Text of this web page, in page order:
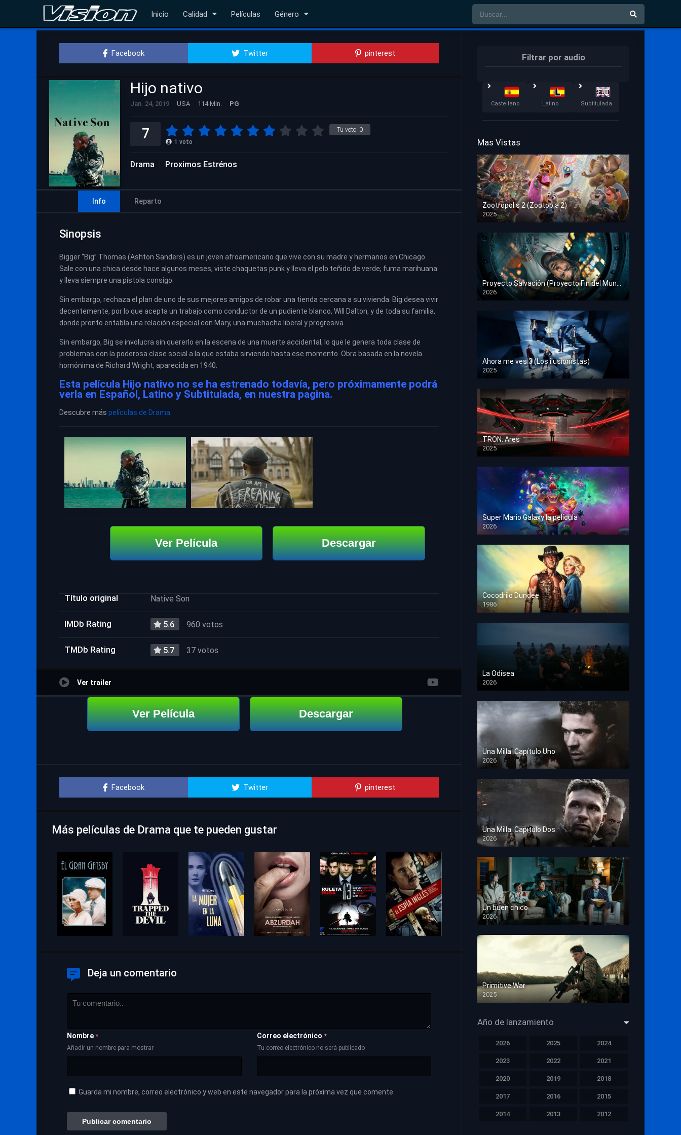
Inicio Calidad Películas Género
Facebook Twitter pinterest
Hijo nativo
Jan. 24, 2019 USA 114 Min. PG
Tu voto: 0
7 1 voto
Drama Proximos Estrénos
Info Reparto
Sinopsis
Bigger “Big” Thomas (Ashton Sanders) es un joven afroamericano que vive con su madre y hermanos en Chicago.
Sale con una chica desde hace algunos meses, viste chaquetas punk y lleva el pelo teñido de verde; fuma marihuana
y lleva siempre una pistola consigo.
Sin embargo, rechaza el plan de uno de sus mejores amigos de robar una tienda cercana a su vivienda. Big desea vivir
decentemente, por lo que acepta un trabajo como conductor de un pudiente blanco, Will Dalton, y de toda su familia,
donde pronto entabla una relación especial con Mary, una muchacha liberal y progresiva.
Sin embargo, Big se involucra sin quererlo en la escena de una muerte accidental, lo que le genera toda clase de
problemas con la poderosa clase social a la que estaba sirviendo hasta ese momento. Obra basada en la novela
homónima de Richard Wright, aparecida en 1940.
Esta película Hijo nativo no se ha estrenado todavía, pero próximamente podrá
verla en Español, Latino y Subtitulada, en nuestra pagina.
Descubre más películas de Drama
Ver Película Descargar
Título original Native Son
IMDb Rating 5.6 960 votos
TMDb Rating 5.7 37 votos
Ver trailer
Ver Película Descargar
Facebook Twitter pinterest
Más películas de Drama que te pueden gustar
Deja un comentario
Nombre *
Añadir un nombre para mostrar
Correo electrónico *
Tu correo electrónico no será publicado
Guarda mi nombre, correo electrónico y web en este navegador para la próxima vez que comente.
Filtrar por audio
Castellano Latino Subtitulada
Mas Vistas
Zootrópolis 2 (Zootopia 2)
2025
HD 1080p
Proyecto Salvación (Proyecto Fin del Mundo)
2026
HD 1080p
Ahora me ves 3 (Los ilusionistas)
2025
HD 1080p
TRON: Ares
2025
HD 1080p
Super Mario Galaxy la película
2026
HD 1080p
Cocodrilo Dundee
1986
HD 1080p
La Odisea
2026
TS Screener
Una Milla: Capítulo Uno
2026
HD 1080p
Una Milla: Capítulo Dos
2026
HD 1080p
Un buen chico
2026
HD 1080p
Primitive War
2025
HD 1080p
Año de lanzamiento
2026 2025 2024
2023 2022 2021
2020 2019 2018
2017 2016 2015
2014 2013 2012